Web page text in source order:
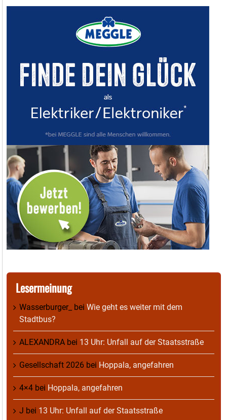
Lesermeinung
Wasserburger_ bei Wie geht es weiter mit dem
Stadtbus?
ALEXANDRA bei 13 Uhr: Unfall auf der Staatsstraße
Gesellschaft 2026 bei Hoppala, angefahren
4×4 bei Hoppala, angefahren
J bei 13 Uhr: Unfall auf der Staatsstraße